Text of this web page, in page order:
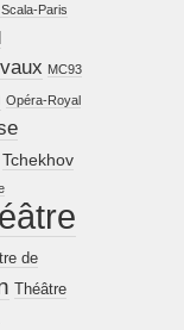
Paris
MC93
Opéra-Royal
Tchekhov
de
Théâtre